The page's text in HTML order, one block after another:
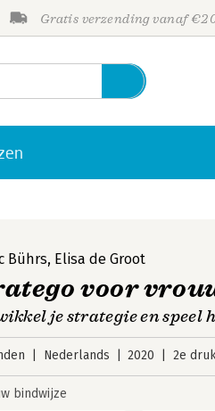
Gratis verzending vanaf
Bührs, Elisa de Groot
voor
je strategie en speel
Nederlands 2020 2e
bindwijze